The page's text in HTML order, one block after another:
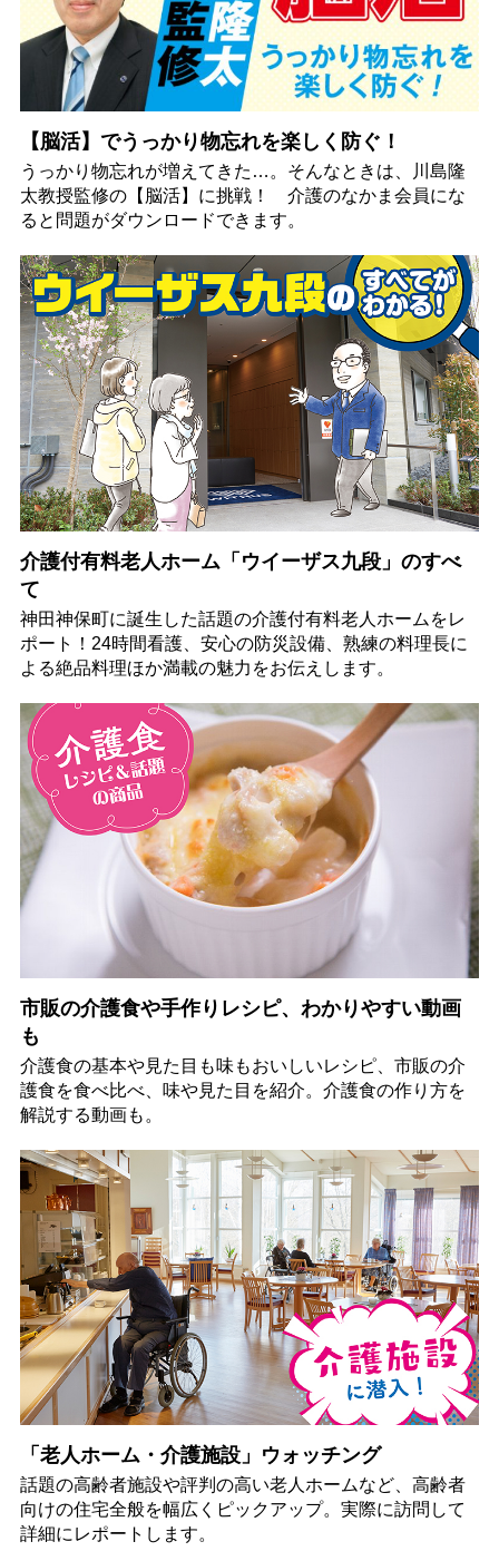
【脳活】でうっかり物忘れを楽しく防ぐ！
うっかり物忘れが増えてきた…。そんなときは、川島隆
太教授監修の【脳活】に挑戦！ 介護のなかま会員にな
ると問題がダウンロードできます。
介護付有料老人ホーム「ウイーザス九段」のすべ
て
神田神保町に誕生した話題の介護付有料老人ホームをレ
ポート！24時間看護、安心の防災設備、熟練の料理長に
よる絶品料理ほか満載の魅力をお伝えします。
市販の介護食や手作りレシピ、わかりやすい動画
も
介護食の基本や見た目も味もおいしいレシピ、市販の介
護食を食べ比べ、味や見た目を紹介。介護食の作り方を
解説する動画も。
「老人ホーム・介護施設」ウォッチング
話題の高齢者施設や評判の高い老人ホームなど、高齢者
向けの住宅全般を幅広くピックアップ。実際に訪問して
詳細にレポートします。